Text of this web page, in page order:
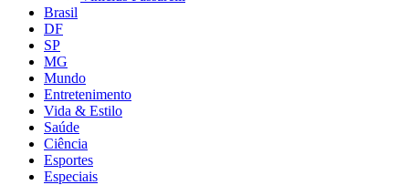
Brasil
DF
SP
MG
Mundo
Entretenimento
Vida & Estilo
Saúde
Ciência
Esportes
Especiais